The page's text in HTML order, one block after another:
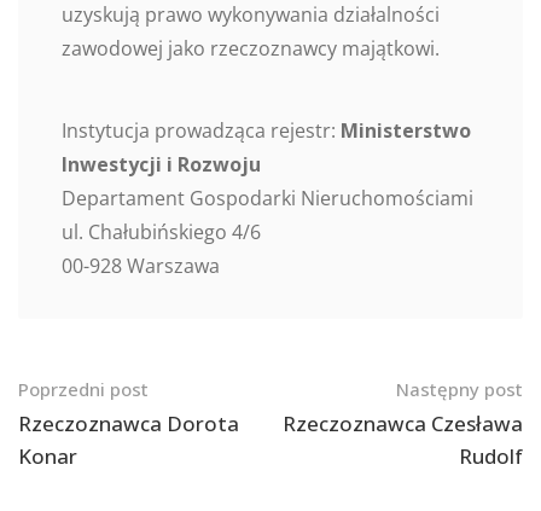
uzyskują prawo wykonywania działalności
zawodowej jako rzeczoznawcy majątkowi.
Instytucja prowadząca rejestr: Ministerstwo
Inwestycji i Rozwoju
Departament Gospodarki Nieruchomościami
ul. Chałubińskiego 4/6
00-928 Warszawa
Nawigacja
po
postach
Poprzedni post
Rzeczoznawca Dorota
Konar
Następny post
Rzeczoznawca Czesława
Rudolf